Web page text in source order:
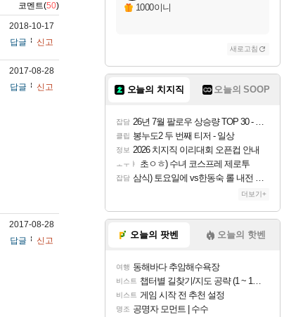
코멘트(50)
2018-10-17
답글
신고
2017-08-28
답글
신고
2017-08-28
답글
신고
1000이니
새로고침
오늘의 치지직 오늘의 SOOP
잡담 26년 7월 팔로우 상승량 TOP 30 - 월간 치지직
클립 봉누도2 두 번째 티저 - 일상
정보 2026 치지직 이리대회 오픈컵 안내
ㅗㅜㅑ 초ㅇㅎ) 수녀 코스프레 제로투
잡담 삼식) 토요일에 vs한동숙 롤 내전 예정
더보기+
오늘의 팟벤 오늘의 핫벤
여행 동해바다 추암해수욕장
비스트 챕터별 길찾기/지도 공략 (1 ~ 12장)
비스트 게임 시작 전 추천 설정
명조 공명자 모먼트 | 수수